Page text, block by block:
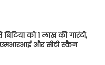
को 1 लाख की गारंटी,
एमआरआई और सीटी स्कैन